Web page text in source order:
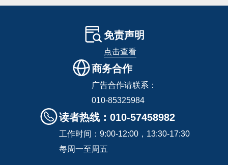
免责声明
点击查看
商务合作
广告合作请联系：
010-85325984
读者热线：010-57458982
工作时间：9:00-12:00，13:30-17:30
每周一至周五